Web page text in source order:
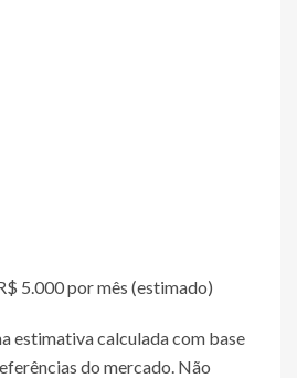
5.000 por mês (estimado)
estimativa calculada com base
do mercado. Não